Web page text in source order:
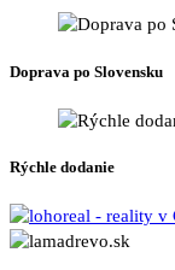
na
stránke
produktu.
Doprava po Slovensku
Rýchle dodanie